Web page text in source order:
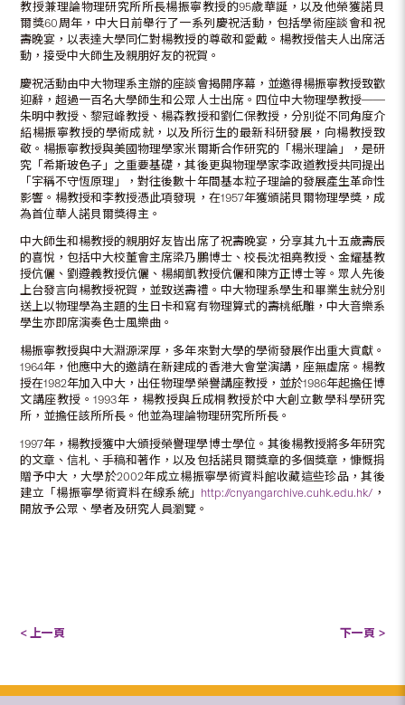
教授兼理論物理研究所所長楊振寧教授的95歲華誕，以及他榮獲諾貝
爾獎60周年，中大日前舉行了一系列慶祝活動，包括學術座談會和祝
壽晚宴，以表達大學同仁對楊教授的尊敬和愛戴。楊教授偕夫人出席活
動，接受中大師生及親朋好友的祝賀。
慶祝活動由中大物理系主辦的座談會揭開序幕，並邀得楊振寧教授致歡
迎辭，超過一百名大學師生和公眾人士出席。四位中大物理學教授──
朱明中教授、黎冠峰教授、楊森教授和劉仁保教授，分別從不同角度介
紹楊振寧教授的學術成就，以及所衍生的最新科研發展，向楊教授致
敬。楊振寧教授與美國物理學家米爾斯合作研究的「楊米理論」，是研
究「希斯玻色子」之重要基礎，其後更與物理學家李政道教授共同提出
「宇稱不守恆原理」，對往後數十年間基本粒子理論的發展產生革命性
影響。楊教授和李教授憑此項發現，在1957年獲頒諾貝爾物理學獎，成
為首位華人諾貝爾獎得主。
中大師生和楊教授的親朋好友皆出席了祝壽晚宴，分享其九十五歲壽辰
的喜悅，包括中大校董會主席梁乃鵬博士、校長沈祖堯教授、金耀基教
授伉儷、劉遵義教授伉儷、楊綱凱教授伉儷和陳方正博士等。眾人先後
上台發言向楊教授祝賀，並致送壽禮。中大物理系學生和畢業生就分別
送上以物理學為主題的生日卡和寫有物理算式的壽桃紙雕，中大音樂系
學生亦即席演奏色士風樂曲。
楊振寧教授與中大淵源深厚，多年來對大學的學術發展作出重大貢獻。
1964年，他應中大的邀請在新建成的香港大會堂演講，座無虛席。楊教
授在1982年加入中大，出任物理學榮譽講座教授，並於1986年起擔任博
文講座教授。1993年，楊教授與丘成桐教授於中大創立數學科學研究
所，並擔任該所所長。他並為理論物理研究所所長。
1997年，楊教授獲中大頒授榮譽理學博士學位。其後楊教授將多年研究
的文章、信札、手稿和著作，以及包括諾貝爾獎章的多個獎章，慷慨捐
贈予中大，大學於2002年成立楊振寧學術資料館收藏這些珍品，其後
建立「楊振寧學術資料在線系統」 http://cnyangarchive.cuhk.edu.hk/ ，
開放予公眾、學者及研究人員瀏覽。
< 上一頁 下一頁 >